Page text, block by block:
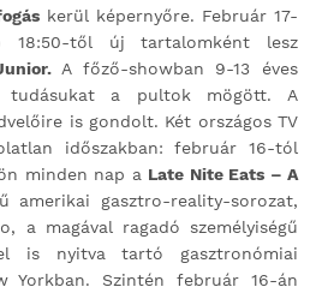
kerül képernyőre. Február 17-
18:50-től új tartalomként lesz
A főző-showban 9-13 éves
tudásukat a pultok mögött.
A
is gondolt. Két országos TV
időszakban: február 16-tól
minden nap a Late Nite Eats – A
amerikai gasztro-reality-sorozat,
a magával ragadó személyiségű
is nyitva tartó gasztronómiai
Yorkban. Szintén február 16-án